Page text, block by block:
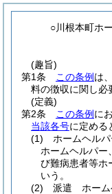
○川根本町ホ
(趣旨)
第1条
この条例 は
料の徴収に関し必
(定義)
第2条
この条例 に
当該各号に定める
(1)
ホームヘル
ホームヘルパー
び難病患者等ホ
いう。
(2)
派遣 ホーム